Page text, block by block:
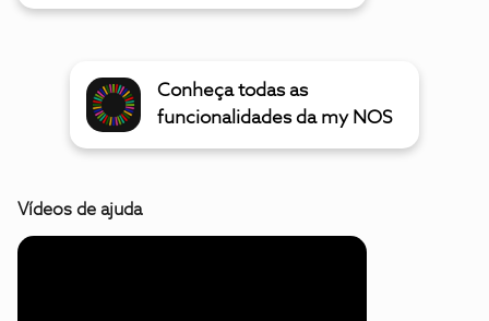
Conheça todas as
funcionalidades da my NOS
Vídeos de ajuda